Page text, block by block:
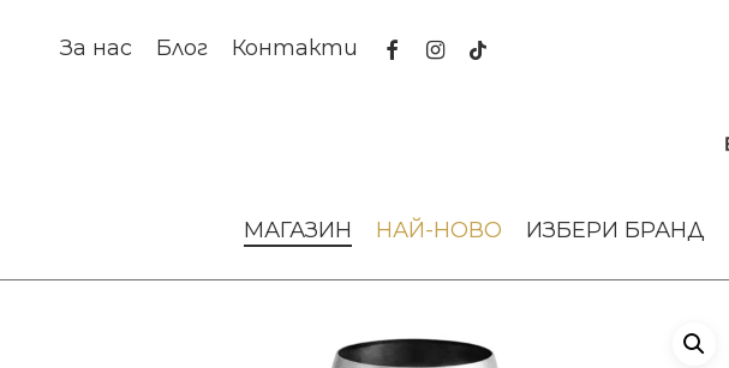
За нас Блог Контакти facebookinstagram
tiktok
МАГАЗИН НАЙ-НОВО ИЗБЕРИ БРАНД